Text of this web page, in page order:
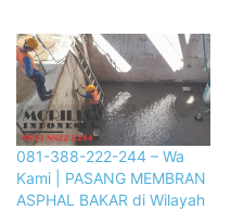
081-388-222-244 – Wa
Kami | PASANG MEMBRAN
ASPHAL BAKAR di Wilayah